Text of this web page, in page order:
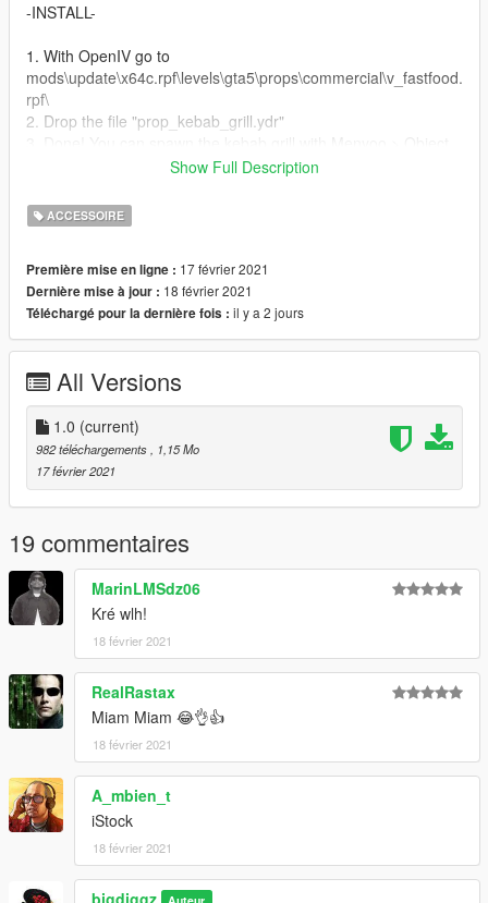
-INSTALL-
1. With OpenIV go to
mods\update\x64c.rpf\levels\gta5\props\commercial\v_fastfood.
rpf\
2. Drop the file "prop_kebab_grill.ydr"
SUPPLEMENT ALGERIENNE SUR LES FRITES
@diegograndry
@bigdiggzoff
Khtobtogone
Show Full Description
ACCESSOIRE
Première mise en ligne : 17 février 2021
Dernière mise à jour : 18 février 2021
Téléchargé pour la dernière fois : il y a 2 jours
All Versions
1.0 (current)
982 téléchargements
, 1,15 Mo
17 février 2021
19 commentaires
MarinLMSdz06
Kré wlh!
18 février 2021
RealRastax
Miam Miam 😂👌👍
18 février 2021
A_mbien_t
iStock
18 février 2021